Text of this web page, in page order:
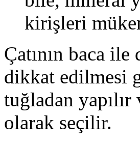
kirişleri
Çatının baca
dikkat edilmesi
tuğladan yapılır
olarak seçilir.